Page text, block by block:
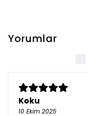
Yorumlar
Koku
10 Ekim 2025